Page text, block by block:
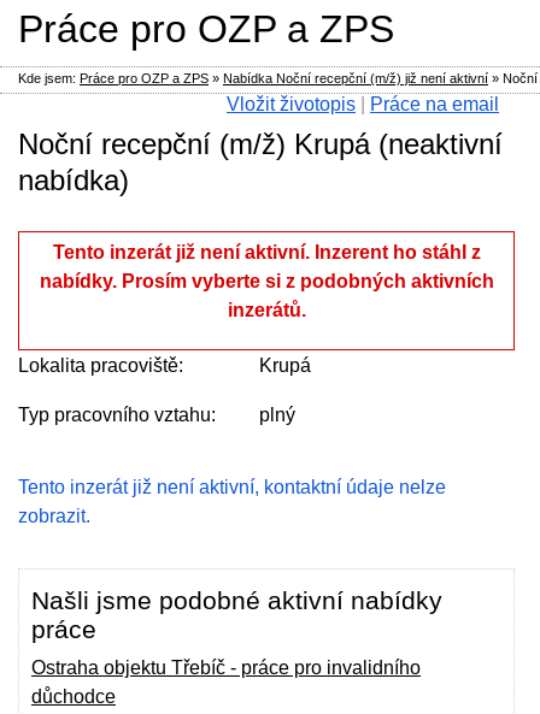
Noční recepční (m/ž) Krupá (neaktivní
nabídka)
Tento inzerát již není aktivní. Inzerent ho stáhl z
nabídky. Prosím vyberte si z podobných aktivních
inzerátů.
Lokalita pracoviště: Krupá
Typ pracovního vztahu: plný
Tento inzerát již není aktivní, kontaktní údaje nelze
zobrazit.
Našli jsme podobné aktivní nabídky
práce
Ostraha objektu Třebíč - práce pro invalidního
důchodce
Práce pro OZP a ZPS
Vložit životopis Práce na email
Kde jsem: Práce pro OZP a ZPS » Nabídka Noční recepční (m/ž) již není aktivní »